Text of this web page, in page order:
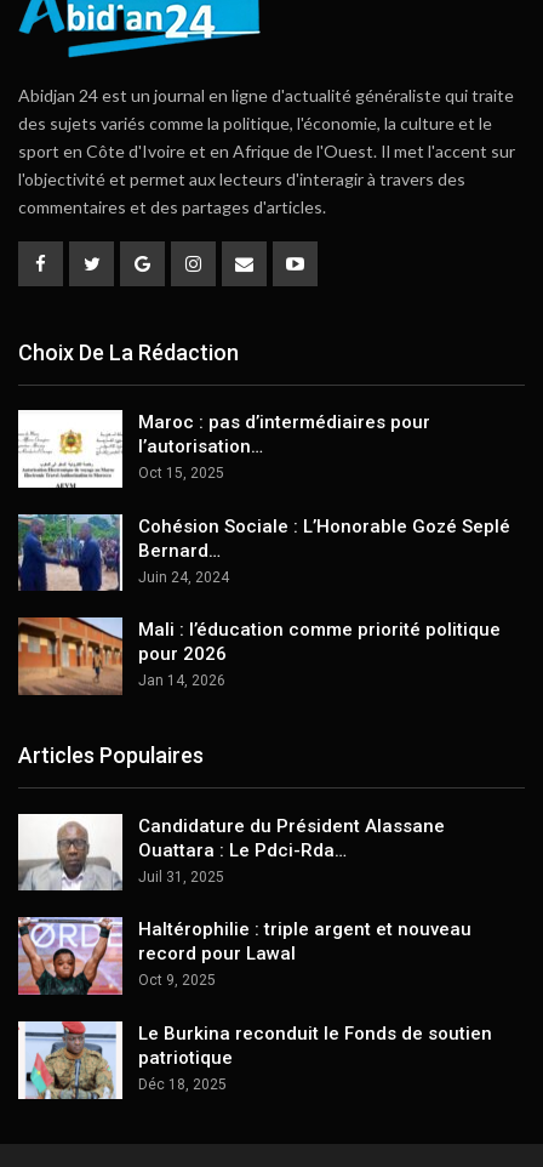
Abidjan 24 est un journal en ligne d'actualité généraliste qui traite
des sujets variés comme la politique, l'économie, la culture et le
sport en Côte d'Ivoire et en Afrique de l'Ouest. Il met l'accent sur
l'objectivité et permet aux lecteurs d'interagir à travers des
commentaires et des partages d'articles.
Choix De La Rédaction
Maroc : pas d’intermédiaires pour
l’autorisation…
Oct 15, 2025
Cohésion Sociale : L’Honorable Gozé Seplé
Bernard…
Juin 24, 2024
Mali : l’éducation comme priorité politique
pour 2026
Jan 14, 2026
Articles Populaires
Candidature du Président Alassane
Ouattara : Le Pdci-Rda…
Juil 31, 2025
Haltérophilie : triple argent et nouveau
record pour Lawal
Oct 9, 2025
Le Burkina reconduit le Fonds de soutien
patriotique
Déc 18, 2025